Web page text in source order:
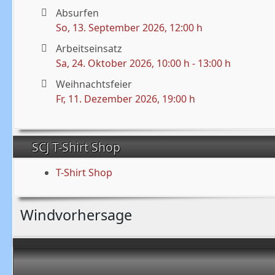
Absurfen
So, 13. September 2026, 12:00 h
Arbeitseinsatz
Sa, 24. Oktober 2026, 10:00 h - 13:00 h
Weihnachtsfeier
Fr, 11. Dezember 2026, 19:00 h
SCJ T-Shirt Shop
T-Shirt Shop
Windvorhersage